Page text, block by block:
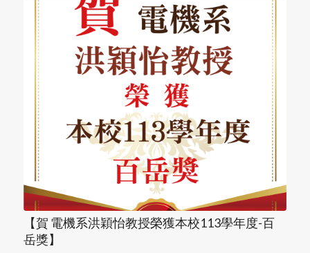
【賀 電機系洪穎怡教授榮獲本校113學年度-百
岳獎】